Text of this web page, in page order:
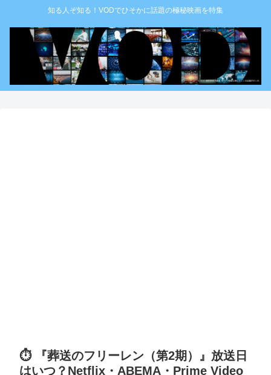
知る人ぞ知る！VODでひそかに話題の極秘映画を特集
⏱️ 『葬送のフリーレン（第2期）』放送日
はいつ？Netflix・ABEMA・Prime Video